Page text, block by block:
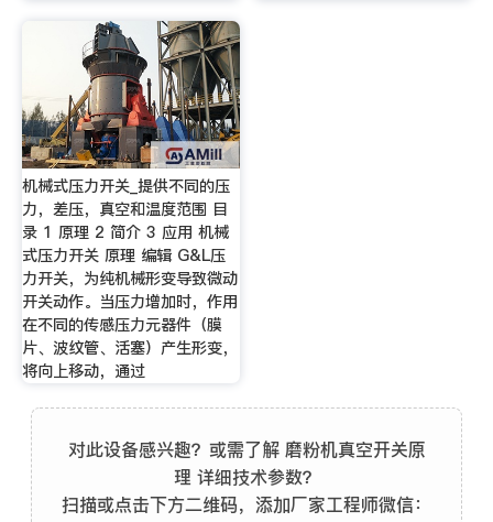
机械式压力开关_提供不同的压
力，差压，真空和温度范围 目
录 1 原理 2 简介 3 应用 机械
式压力开关 原理 编辑 G&L压
力开关，为纯机械形变导致微动
开关动作。当压力增加时，作用
在不同的传感压力元器件（膜
片、波纹管、活塞）产生形变，
将向上移动，通过
对此设备感兴趣？或需了解 磨粉机真空开关原
理 详细技术参数？
扫描或点击下方二维码，添加厂家工程师微信：